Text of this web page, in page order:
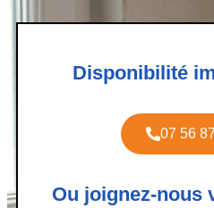
Disponibilité
07 56
Ou joignez-nous